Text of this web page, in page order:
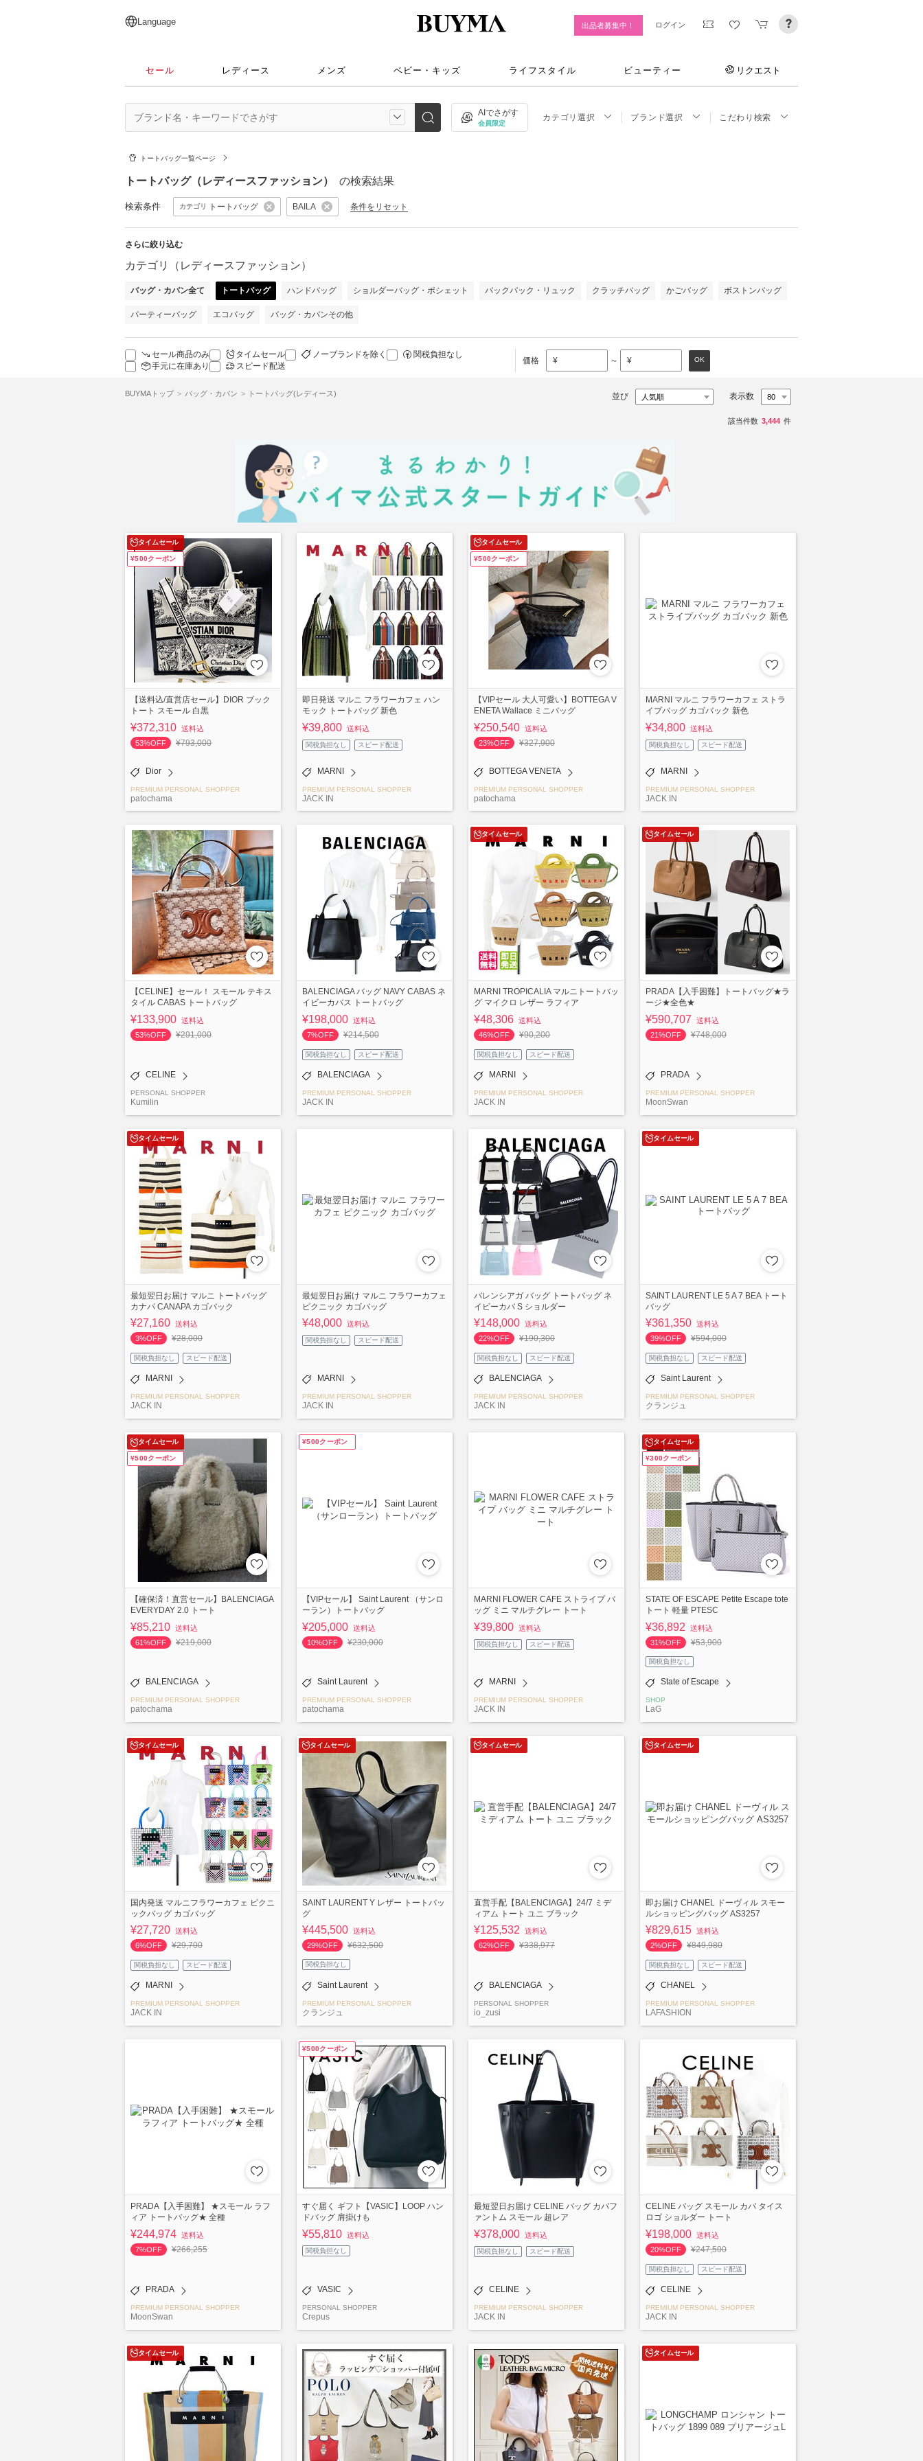
日本語
English
简体中文
繁體中文
Language 出品者募集中！ ログイン
セール レディース メンズ ベビー・キッズ ライフスタイル ビューティー リクエスト
AIでさがす
会員限定
カテゴリ選択 ブランド選択 こだわり検索
トートバッグ一覧ページ
トートバッグ（レディースファッション） の検索結果
検索条件 カテゴリ トートバッグ BAILA 条件をリセット
さらに絞り込む
カテゴリ（レディースファッション）
バッグ・カバン全て トートバッグ ハンドバッグ ショルダーバッグ・ポシェット バックパック・リュック クラッチバッグ かごバッグ ボストンバッグ
パーティーバッグ エコバッグ バッグ・カバンその他
セール商品のみ タイムセール ノーブランドを除く
関税負担なし
手元に在庫あり
スピード配送
価格 ¥ ～ ¥ OK
BUYMAトップ バッグ・カバン トートバッグ(レディース) 並び 表示数
該当件数 3,444 件
タイムセール
¥500クーポン
【送料込/直営店セール】DIOR ブック
トート スモール 白黒
¥372,310 送料込
53%OFF
¥793,000
Dior
PREMIUM PERSONAL SHOPPER
patochama
即日発送 マルニ フラワーカフェ ハン
モック トートバッグ 新色
¥39,800 送料込
関税負担なし スピード配送
MARNI
PREMIUM PERSONAL SHOPPER
JACK IN
タイムセール
¥500クーポン
【VIPセール 大人可愛い】BOTTEGA V
ENETA Wallace ミニバッグ
¥250,540 送料込
23%OFF
¥327,900
BOTTEGA VENETA
PREMIUM PERSONAL SHOPPER
patochama
MARNI マルニ フラワーカフェ ストラ
イプバッグ カゴバック 新色
¥34,800 送料込
関税負担なし スピード配送
MARNI
PREMIUM PERSONAL SHOPPER
JACK IN
【CELINE】セール！ スモール テキス
タイル CABAS トートバッグ
¥133,900 送料込
53%OFF
¥291,000
CELINE
PERSONAL SHOPPER
Kumilin
BALENCIAGA バッグ NAVY CABAS ネ
イビーカバス トートバッグ
¥198,000 送料込
7%OFF
¥214,500
関税負担なし スピード配送
BALENCIAGA
PREMIUM PERSONAL SHOPPER
JACK IN
タイムセール
MARNI TROPICALIA マルニトートバッ
グ マイクロ レザー ラフィア
¥48,306 送料込
46%OFF
¥90,200
関税負担なし スピード配送
MARNI
PREMIUM PERSONAL SHOPPER
JACK IN
タイムセール
PRADA【入手困難】トートバッグ★ラ
ージ★全色★
¥590,707
送料込
21%OFF
¥748,000
PRADA
PREMIUM PERSONAL SHOPPER
MoonSwan
タイムセール
最短翌日お届け マルニ トートバッグ
カナパ CANAPA カゴバック
¥27,160 送料込
3%OFF
¥28,000
関税負担なし スピード配送
MARNI
PREMIUM PERSONAL SHOPPER
JACK IN
最短翌日お届け マルニ フラワーカフェ
ピクニック カゴバッグ
¥48,000 送料込
関税負担なし スピード配送
MARNI
PREMIUM PERSONAL SHOPPER
JACK IN
バレンシアガ バッグ トートバッグ ネ
イビーカバ S ショルダー
¥148,000 送料込
22%OFF
¥190,300
関税負担なし スピード配送
BALENCIAGA
PREMIUM PERSONAL SHOPPER
JACK IN
タイムセール
SAINT LAURENT LE 5 A 7 BEA トート
バッグ
¥361,350 送料込
39%OFF
¥594,000
関税負担なし スピード配送
Saint Laurent
PREMIUM PERSONAL SHOPPER
クランジュ
タイムセール
¥500クーポン
【確保済！直営セール】BALENCIAGA
EVERYDAY 2.0 トート
¥85,210 送料込
61%OFF
¥219,000
BALENCIAGA
PREMIUM PERSONAL SHOPPER
patochama
¥500クーポン
【VIPセール】 Saint Laurent （サンロ
ーラン）トートバッグ
¥205,000 送料込
10%OFF
¥230,000
Saint Laurent
PREMIUM PERSONAL SHOPPER
patochama
MARNI FLOWER CAFE ストライプ バ
ッグ ミニ マルチグレー トート
¥39,800 送料込
関税負担なし スピード配送
MARNI
PREMIUM PERSONAL SHOPPER
JACK IN
タイムセール
¥300クーポン
STATE OF ESCAPE Petite Escape tote
トート 軽量 PTESC
¥36,892
送料込
31%OFF
¥53,900
関税負担なし
State of Escape
SHOP
LaG
タイムセール
国内発送 マルニフラワーカフェ ピクニ
ックバッグ カゴバッグ
¥27,720 送料込
6%OFF
¥29,700
関税負担なし スピード配送
MARNI
PREMIUM PERSONAL SHOPPER
JACK IN
タイムセール
SAINT LAURENT Y レザー トートバッ
グ
¥445,500 送料込
29%OFF
¥632,500
関税負担なし
Saint Laurent
PREMIUM PERSONAL SHOPPER
クランジュ
タイムセール
直営手配【BALENCIAGA】24/7 ミデ
ィアム トート ユニ ブラック
¥125,532
送料込
62%OFF
¥338,977
BALENCIAGA
PERSONAL SHOPPER
io_zusi
タイムセール
即お届け CHANEL ドーヴィル スモー
ルショッピングバッグ AS3257
¥829,615 送料込
2%OFF
¥849,980
関税負担なし スピード配送
CHANEL
PREMIUM PERSONAL SHOPPER
LAFASHION
PRADA【入手困難】 ★スモール ラフ
ィア トートバッグ★ 全種
¥244,974 送料込
7%OFF
¥266,255
PRADA
PREMIUM PERSONAL SHOPPER
MoonSwan
¥500クーポン
すぐ届く ギフト【VASIC】LOOP ハン
ドバッグ 肩掛けも
¥55,810 送料込
関税負担なし
VASIC
PERSONAL SHOPPER
Crepus
最短翌日お届け CELINE バッグ カバフ
ァントム スモール 超レア
¥378,000 送料込
関税負担なし スピード配送
CELINE
PREMIUM PERSONAL SHOPPER
JACK IN
CELINE バッグ スモール カバ タイス
ロゴ ショルダー トート
¥198,000 送料込
20%OFF
¥247,500
関税負担なし スピード配送
CELINE
PREMIUM PERSONAL SHOPPER
JACK IN
タイムセール タイムセール